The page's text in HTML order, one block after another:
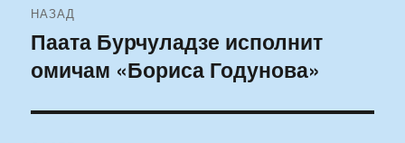
по
записям
НАЗАД
Предыдущая
запись:
Паата Бурчуладзе исполнит
омичам «Бориса Годунова»